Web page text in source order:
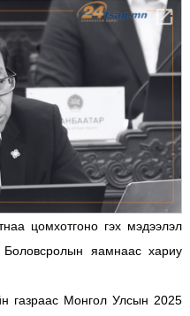
цомхотгоно гэх мэдээлэл
Боловсролын яамнаас хариу
газраас Монгол Улсын 2025